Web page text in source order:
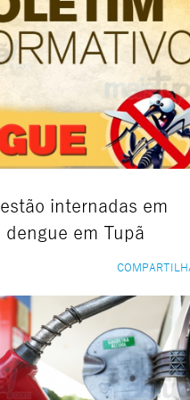
internadas em
em Tupã